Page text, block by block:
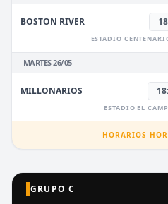
BOSTON RIVER
ESTADIO
MARTES 26/05
MILLONARIOS
ESTADIO EL
HORARIOS
GRUPO C